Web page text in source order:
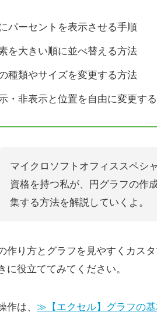
パーセントを表示させる手順
を大きい順に並べ替える方法
種類やサイズを変更する方法
・非表示と位置を自由に変更す
マイクロソフトオフィススペシ
資格を持つ私が、円グラフの作
集する方法を解説していくよ。
作り方とグラフを見やすくカス
に役立ててみてください。
作は、 ≫【エクセル】グラフの